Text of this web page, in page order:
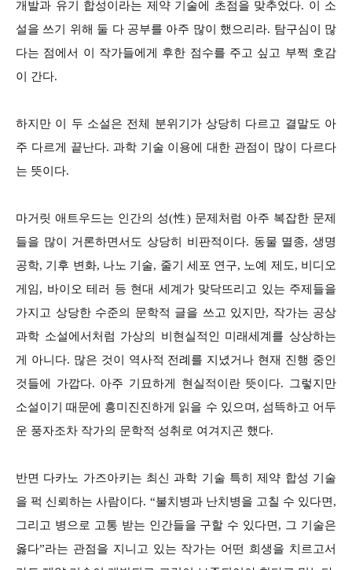
개발과 유기 합성이라는 제약 기술에 초점을 맞추었다. 이 소
설을 쓰기 위해 둘 다 공부를 아주 많이 했으리라. 탐구심이 많
다는 점에서 이 작가들에게 후한 점수를 주고 싶고 부쩍 호감
이 간다.
하지만 이 두 소설은 전체 분위기가 상당히 다르고 결말도 아
주 다르게 끝난다. 과학 기술 이용에 대한 관점이 많이 다르다
는 뜻이다.
마거릿 애트우드는 인간의 성(性) 문제처럼 아주 복잡한 문제
들을 많이 거론하면서도 상당히 비판적이다. 동물 멸종, 생명
공학, 기후 변화, 나노 기술, 줄기 세포 연구, 노예 제도, 비디오
게임, 바이오 테러 등 현대 세계가 맞닥뜨리고 있는 주제들을
가지고 상당한 수준의 문학적 글을 쓰고 있지만, 작가는 공상
과학 소설에서처럼 가상의 비현실적인 미래세계를 상상하는
게 아니다. 많은 것이 역사적 전례를 지녔거나 현재 진행 중인
것들에 가깝다. 아주 기묘하게 현실적이란 뜻이다. 그렇지만
소설이기 때문에 흥미진진하게 읽을 수 있으며, 섬뜩하고 어두
운 풍자조차 작가의 문학적 성취로 여겨지곤 했다.
반면 다카노 가즈아키는 최신 과학 기술 특히 제약 합성 기술
을 퍽 신뢰하는 사람이다. “불치병과 난치병을 고칠 수 있다면,
그리고 병으로 고통 받는 인간들을 구할 수 있다면, 그 기술은
옳다”라는 관점을 지니고 있는 작가는 어떤 희생을 치르고서